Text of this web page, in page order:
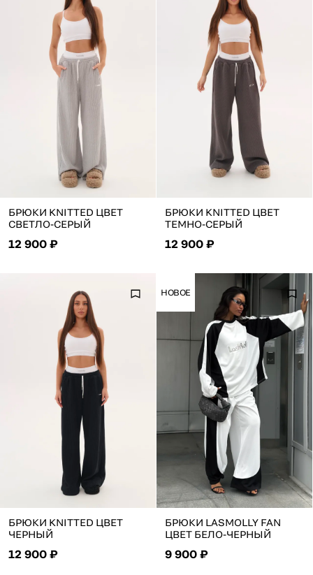
БРЮКИ KNITTED ЦВЕТ
СВЕТЛО-СЕРЫЙ
12 900 ₽
БРЮКИ KNITTED ЦВЕТ
ТЕМНО-СЕРЫЙ
12 900 ₽
БРЮКИ KNITTED ЦВЕТ
ЧЕРНЫЙ
12 900 ₽
НОВОЕ
БРЮКИ LASMOLLY FAN
ЦВЕТ БЕЛО-ЧЕРНЫЙ
9 900 ₽